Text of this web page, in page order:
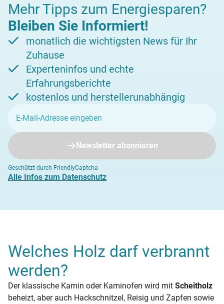
Mehr Tipps zum Energiesparen?
Bleiben Sie Informiert!
monatlich die wichtigsten News für Ihr
Zuhause
Experteninfos und echte
Erfahrungsberichte
kostenlos und herstellerunabhängig
Newsletter abonnieren
Geschützt durch FriendlyCaptcha
Alle Infos zum Datenschutz
Welches Holz darf verbrannt
werden?
Der klassische Kamin oder Kaminofen wird mit Scheitholz
beheizt, aber auch Hackschnitzel, Reisig und Zapfen sowie